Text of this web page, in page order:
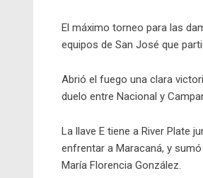
El máximo torneo para las
equipos de San José que
Abrió el fuego una clara
duelo entre Nacional y
La llave E tiene a River Plate
enfrentar a Maracaná, y
María Florencia González.